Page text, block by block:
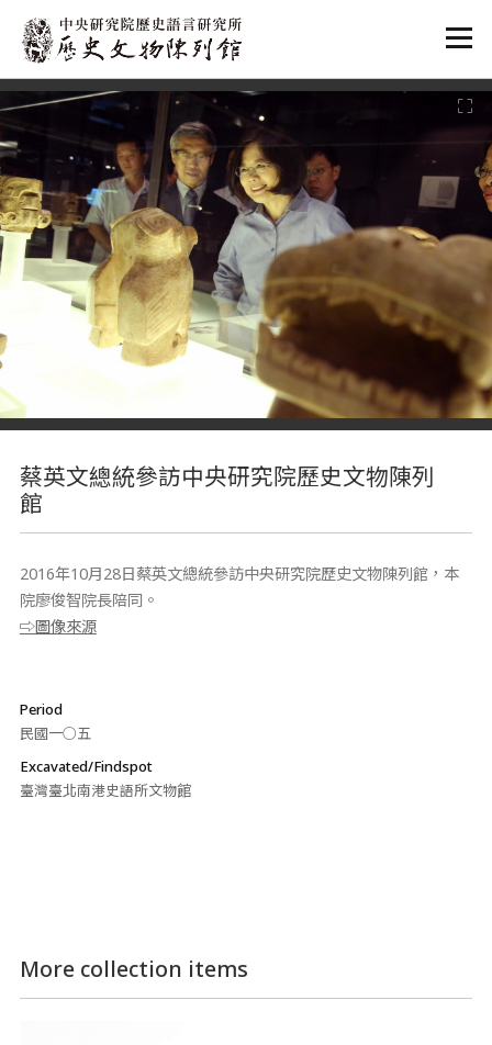
:::
蔡英文總統參訪中央研究院歷史文物陳列
館
2016年10月28日蔡英文總統參訪中央研究院歷史文物陳列館，本
院廖俊智院長陪同。
⇨圖像來源
Period
民國一○五
Excavated/Findspot
臺灣臺北南港史語所文物館
More collection items